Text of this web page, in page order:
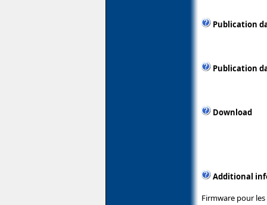
Publication
Publication
Download
Additional
Firmware pour